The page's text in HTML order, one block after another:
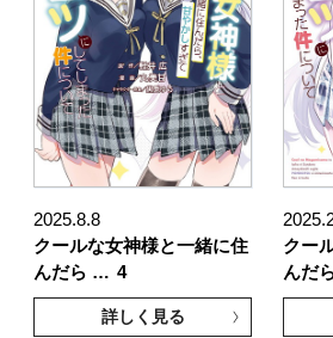
2025.8.8
クールな女神様と一緒に住
んだら … 4
詳しく見る
クー
んだ